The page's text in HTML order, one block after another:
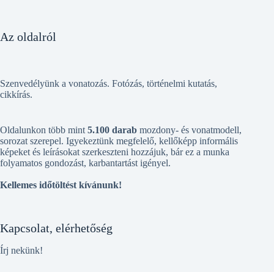
Az oldalról
Szenvedélyünk a vonatozás. Fotózás, történelmi kutatás,
cikkírás.
Oldalunkon több mint5.100 darab mozdony- és vonatmodell,
sorozat szerepel. Igyekeztünk megfelelő, kellőképp informális
képeket és leírásokat szerkeszteni hozzájuk, bár ez a munka
folyamatos gondozást, karbantartást igényel.
Kellemes időtöltést kívánunk!
Kapcsolat, elérhetőség
Írj nekünk!